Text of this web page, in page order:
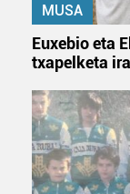
MUSA
Euxebio eta
txapelketa